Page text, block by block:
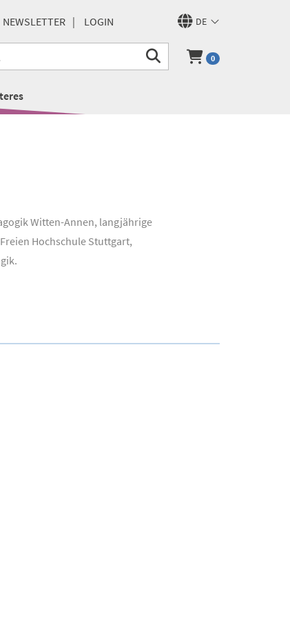
DE
NEWSLETTER LOGIN
0
Witten-Annen, langjährige
Hochschule Stuttgart,